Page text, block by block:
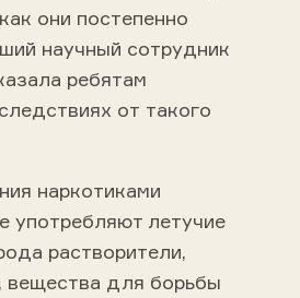
они постепенно
научный сотрудник
ребятам
от такого
наркотиками
употребляют летучие
растворители,
вещества для борьбы